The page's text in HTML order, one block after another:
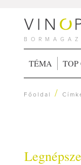
TÉMA TOP
Főoldal /